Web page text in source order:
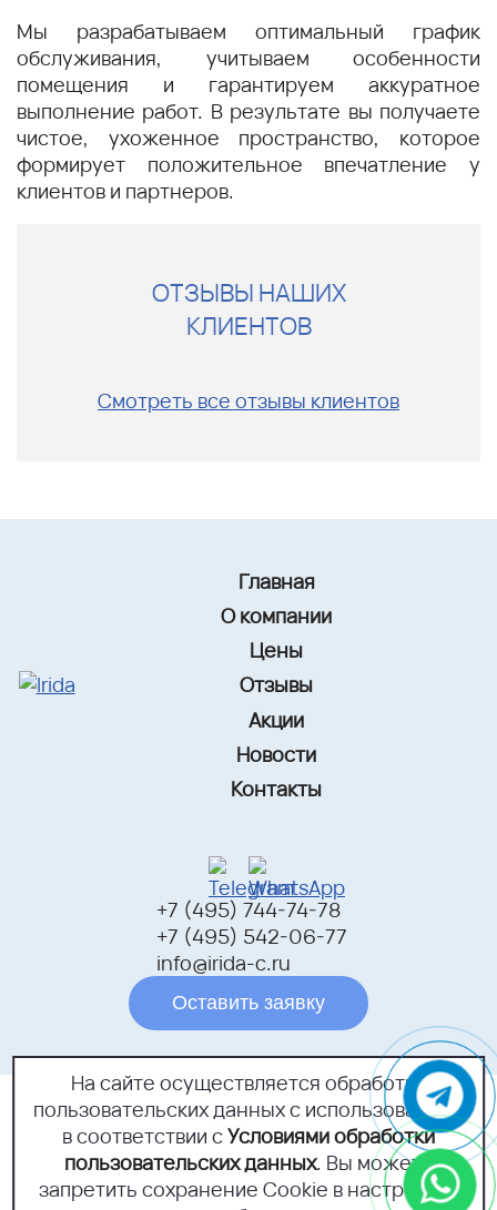
Мы разрабатываем оптимальный график
обслуживания, учитываем особенности
помещения и гарантируем аккуратное
выполнение работ. В результате вы получаете
чистое, ухоженное пространство, которое
формирует положительное впечатление у
клиентов и партнеров.
ОТЗЫВЫ НАШИХ
КЛИЕНТОВ
Смотреть все отзывы клиентов
Главная
О компании
Цены
Отзывы
Акции
Новости
Контакты
+7 (495) 744-74-78
+7 (495) 542-06-77
info@irida-c.ru
Оставить заявку
На сайте осуществляется обработка
пользовательских данных с использованием
в соответствии сУсловиями обработки
пользовательских данных. Вы можете
запретить сохранение Cookie в настройках
г.Москва, Открытое шоссе,
дом 18Б, помещение 1
Политика конфиденциальности
Согласие на обработку персональных данных